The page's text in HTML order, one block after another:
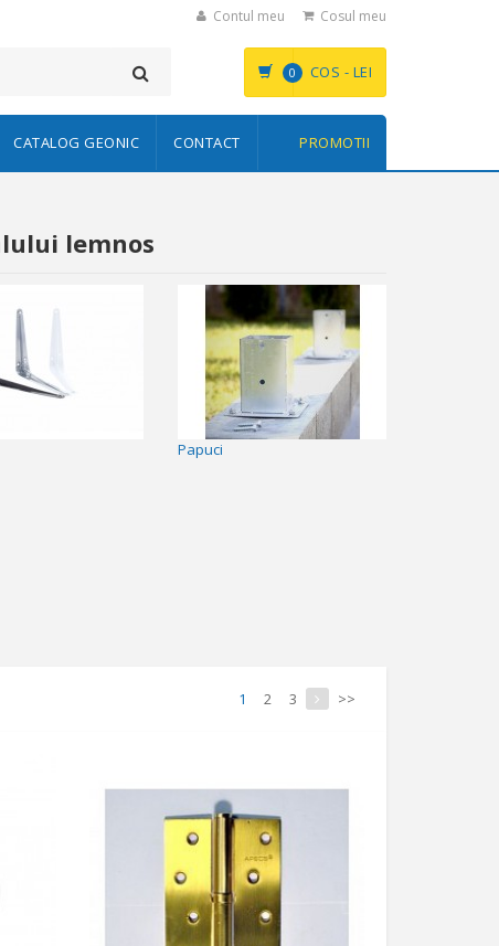
Contul meu Cosul meu
0 COS - LEI
CATALOG GEONIC CONTACT PROMOTII
lemnos
Papuci
1 2 3 >>